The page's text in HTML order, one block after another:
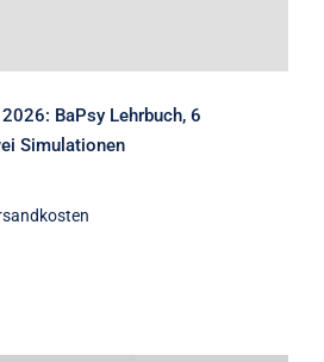
BaPsy Lehrbuch, 6
Simulationen